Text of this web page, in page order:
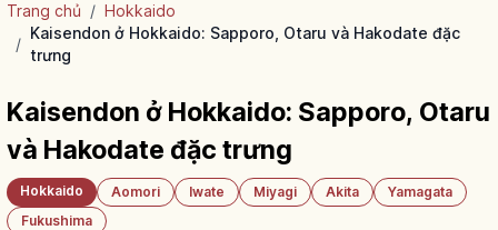
Trang chủ / Hokkaido
/
Kaisendon ở Hokkaido: Sapporo, Otaru và Hakodate đặc
trưng
Kaisendon ở Hokkaido: Sapporo, Otaru
và Hakodate đặc trưng
Hokkaido Aomori Iwate Miyagi Akita
Yamagata
Fukushima